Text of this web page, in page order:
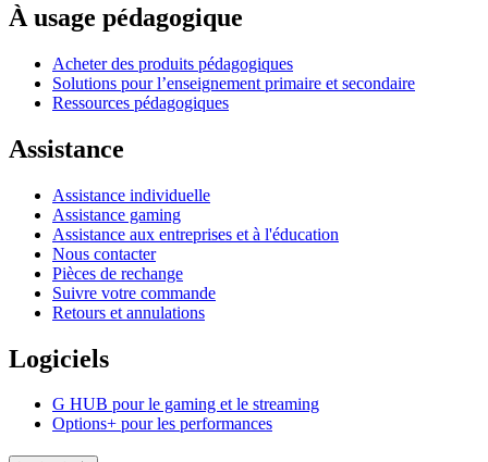
À usage pédagogique
Acheter des produits pédagogiques
Solutions pour l’enseignement primaire et secondaire
Ressources pédagogiques
Assistance
Assistance individuelle
Assistance gaming
Assistance aux entreprises et à l'éducation
Nous contacter
Pièces de rechange
Suivre votre commande
Retours et annulations
Logiciels
G HUB pour le gaming et le streaming
Options+ pour les performances